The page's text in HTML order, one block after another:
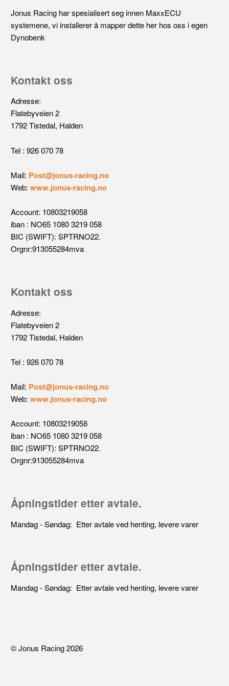
Jonus Racing har spesialisert seg innen MaxxECU
systemene, vi installerer å mapper dette her hos oss i egen
Dynobenk
Kontakt oss
Adresse:
Flatebyveien 2
1792 Tistedal, Halden
Tel : 926 070 78
Mail: Post@jonus-racing.no
Web: www.jonus-racing.no
Account: 10803219058
iban : NO65 1080 3219 058
BIC (SWIFT): SPTRNO22.
Orgnr:913055284mva
Kontakt oss
Adresse:
Flatebyveien 2
1792 Tistedal, Halden
Tel : 926 070 78
Mail: Post@jonus-racing.no
Web: www.jonus-racing.no
Account: 10803219058
iban : NO65 1080 3219 058
BIC (SWIFT): SPTRNO22.
Orgnr:913055284mva
Åpningstider etter avtale.
Mandag - Søndag: Etter avtale ved henting, levere varer
Åpningstider etter avtale.
Mandag - Søndag: Etter avtale ved henting, levere varer
© Jonus Racing 2026